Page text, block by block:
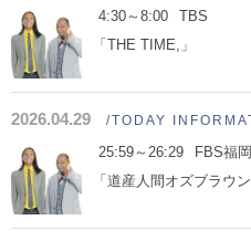
4:30～8:00
TBS
「THE TIME,」
2026.04.29 /TODAY
25:59～26:29
FBS福
「道産人間オズブラウン